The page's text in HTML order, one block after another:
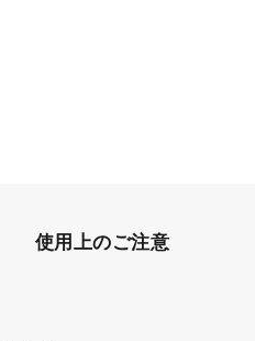
使用上のご注意